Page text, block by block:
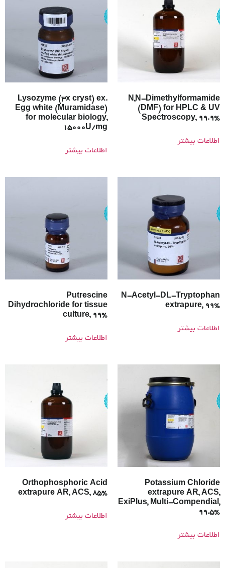
N,N-Dimethylformamide
(DMF) for HPLC & UV
Spectroscopy, 99.9%
اطلاعات بیشتر
Lysozyme (3x cryst) ex.
Egg white (Muramidase)
for molecular biology,
15000U/mg
اطلاعات بیشتر
N-Acetyl-DL-Tryptophan
extrapure, 99%
اطلاعات بیشتر
Putrescine
Dihydrochloride for tissue
culture, 99%
اطلاعات بیشتر
Potassium Chloride
extrapure AR, ACS,
ExiPlus, Multi-Compendial,
99.5%
اطلاعات بیشتر
Orthophosphoric Acid
extrapure AR, ACS, 85%
اطلاعات بیشتر